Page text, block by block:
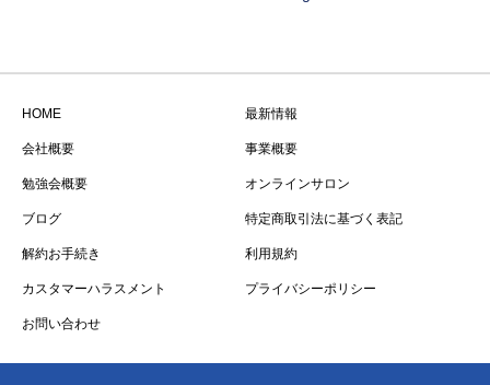
HOME 最新情報
会社概要 事業概要
勉強会概要 オンラインサロン
ブログ 特定商取引法に基づく表記
解約お手続き 利用規約
カスタマーハラスメント プライバシーポリシー
お問い合わせ